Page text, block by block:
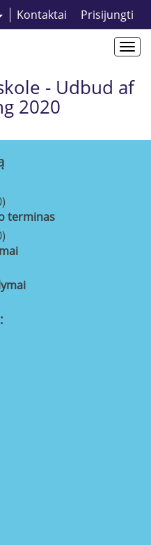
Kontaktai Prisijungti
- Udbud af
2020
terminas